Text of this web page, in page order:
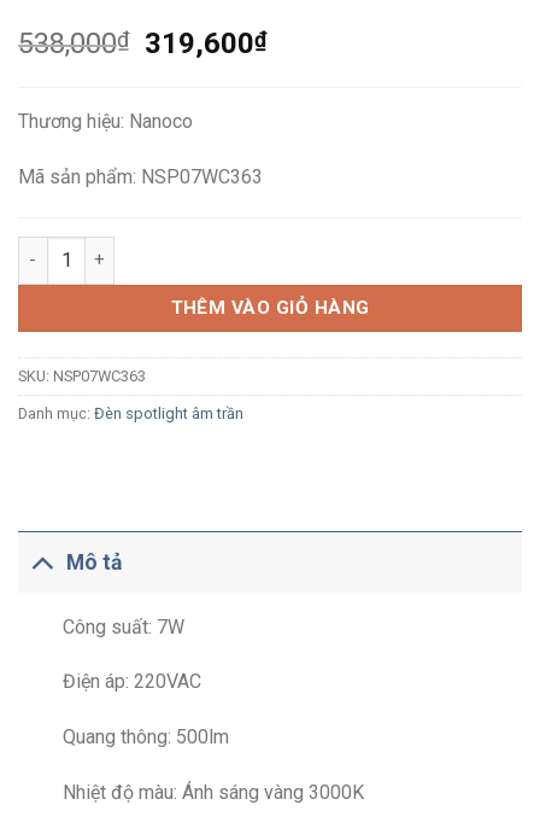
538,000₫
Giá
538,000₫.
319,600₫Giá
Thương hiệu: Nanoco
Mã sản phẩm: NSP07WC363
Đèn LED spotlight âm trần Nanoco NSP07WC363 7W ánh
THÊM VÀO GIỎ HÀNG
SKU: NSP07WC363
Danh mục: Đèn spotlight âm trần
Mô tả
Công suất: 7W
Điện áp: 220VAC
Quang thông: 500lm
Nhiệt độ màu: Ánh sáng vàng 3000K